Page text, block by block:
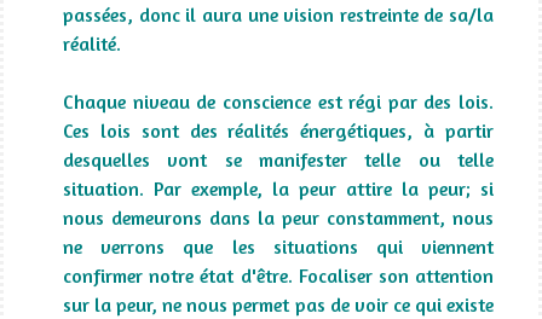
passées, donc il aura une vision restreinte de sa/la
réalité.
Chaque niveau de conscience est régi par des lois.
Ces lois sont des réalités énergétiques, à partir
desquelles vont se manifester telle ou telle
situation. Par exemple, la peur attire la peur; si
nous demeurons dans la peur constamment, nous
ne verrons que les situations qui viennent
confirmer notre état d'être. Focaliser son attention
sur la peur, ne nous permet pas de voir ce qui existe